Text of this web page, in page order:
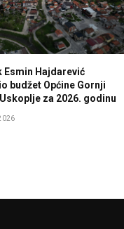
Esmin Hajdarević
budžet Općine Gornji
za 2026. godinu